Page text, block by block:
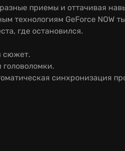
приемы и оттачивая
технологиям GeForce NOW
где остановился.
сюжет.
синхронизация